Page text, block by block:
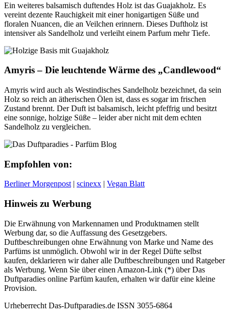
Ein weiteres balsamisch duftendes Holz ist das Guajakholz. Es
vereint dezente Rauchigkeit mit einer honigartigen Süße und
floralen Nuancen, die an Veilchen erinnern. Dieses Duftholz ist
intensiver als Sandelholz und verleiht einem Parfum mehr Tiefe.
Amyris – Die leuchtende Wärme des „Candlewood“
Amyris wird auch als Westindisches Sandelholz bezeichnet, da sein
Holz so reich an ätherischen Ölen ist, dass es sogar im frischen
Zustand brennt. Der Duft ist balsamisch, leicht pfeffrig und besitzt
eine sonnige, holzige Süße – leider aber nicht mit dem echten
Sandelholz zu vergleichen.
Empfohlen von:
Berliner Morgenpost | scinexx | Vegan Blatt
Hinweis zu Werbung
Die Erwähnung von Markennamen und Produktnamen stellt
Werbung dar, so die Auffassung des Gesetzgebers.
Duftbeschreibungen ohne Erwähnung von Marke und Name des
Parfüms ist unmöglich. Obwohl wir in der Regel Düfte selbst
kaufen, deklarieren wir daher alle Duftbeschreibungen und Ratgeber
als Werbung. Wenn Sie über einen Amazon-Link (*) über Das
Duftparadies online Parfüm kaufen, erhalten wir dafür eine kleine
Provision.
Urheberrecht Das-Duftparadies.de ISSN 3055-6864